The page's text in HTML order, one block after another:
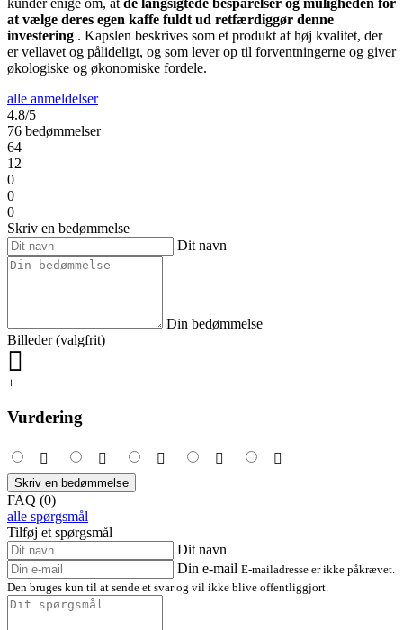
at vælge deres egen kaffe fuldt ud retfærdiggør denne
investering . Kapslen beskrives som et produkt af høj kvalitet, der
er vellavet og pålideligt, og som lever op til forventningerne og giver
økologiske og økonomiske fordele.
alle anmeldelser
4.8/5
76 bedømmelser
64
12
0
0
0
Skriv en bedømmelse
Dit navn
Din bedømmelse
Billeder (valgfrit)
+
Vurdering
Skriv en bedømmelse
FAQ (0)
alle spørgsmål
Tilføj et spørgsmål
Dit navn
Din e-mail E-mailadresse er ikke påkrævet.
Den bruges kun til at sende et svar og vil ikke blive offentliggjort.